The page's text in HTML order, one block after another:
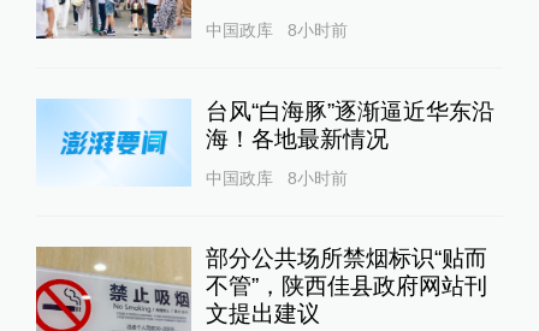
中国政库 8小时前
台风“白海豚”逐渐逼近华东沿
海！各地最新情况
中国政库 8小时前
部分公共场所禁烟标识“贴而
不管”，陕西佳县政府网站刊
文提出建议